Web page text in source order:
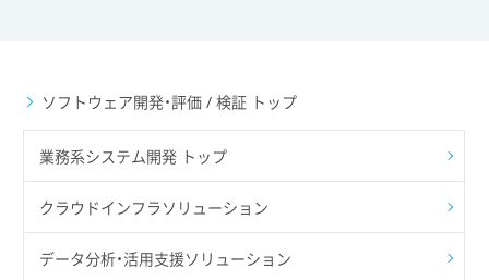
ソフトウェア開発・評価 / 検証 トップ
業務系システム開発 トップ
クラウドインフラソリューション
データ分析・活用支援ソリューション